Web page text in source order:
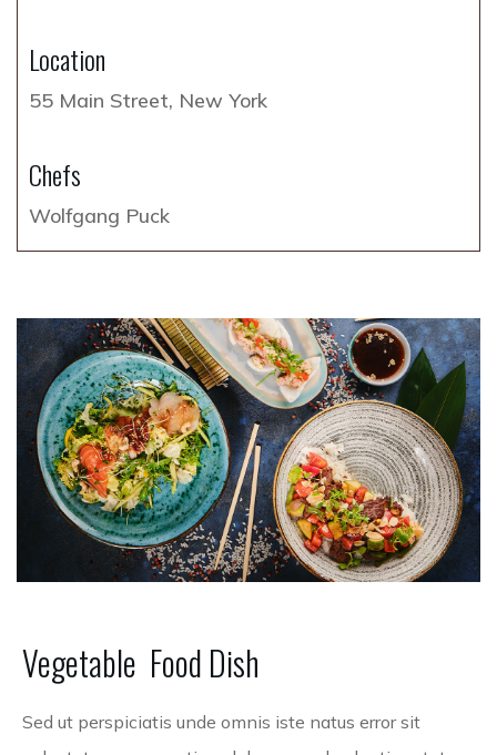
Location
55 Main Street, New York
Chefs
Wolfgang Puck
Vegetable Food Dish
Sed ut perspiciatis unde omnis iste natus error sit